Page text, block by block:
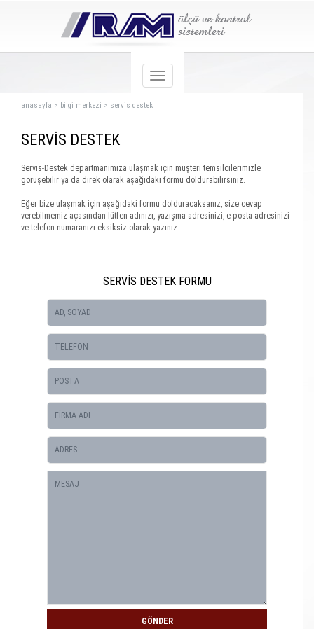
anasayfa > bilgi merkezi > servis destek
SERVİS DESTEK
Servis-Destek departmanımıza ulaşmak için müşteri temsilcilerimizle
görüşebilir ya da direk olarak aşağıdaki formu doldurabilirsiniz.
Eğer bize ulaşmak için aşağıdaki formu dolduracaksanız, size cevap
verebilmemiz açasından lütfen adınızı, yazışma adresinizi, e-posta adresinizi
ve telefon numaranızı eksiksiz olarak yazınız.
SERVİS DESTEK FORMU
GÖNDER